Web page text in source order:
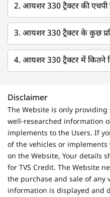
2. आयशर 330 ट्रैक्टर की एचपी
3. आयशर 330 ट्रैक्टर के कुछ
4. आयशर 330 ट्रैक्टर में कितने
Disclaimer
The Website is only
well-researched information
implements to the Users. If
of the vehicles or
on the Website, Your details
for TVS Credit. The Website
the purchase and sale of any
information is displayed and